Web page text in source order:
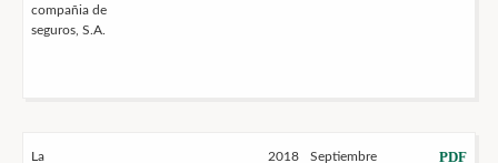
compañia de
seguros, S.A.
La
2018 Septiembre
PDF